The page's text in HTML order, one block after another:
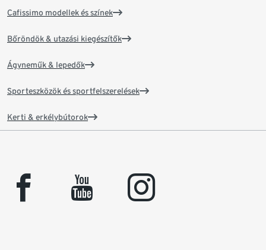
Cafissimo modellek és színek
Bőröndök & utazási kiegészítők
Ágyneműk & lepedők
Sporteszközök és sportfelszerelések
Kerti & erkélybútorok
facebook youtube instagram